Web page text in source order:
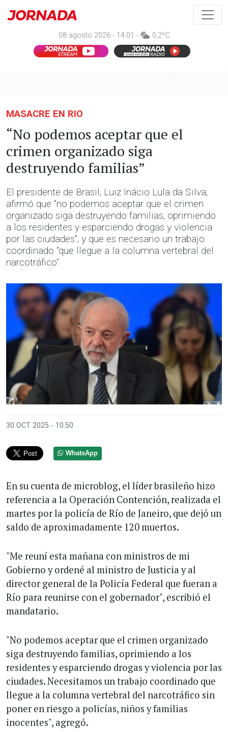
08 agosto 2026 - 14:01 - 0,2ºC
MASACRE EN RIO
“No podemos aceptar que el
crimen organizado siga
destruyendo familias”
El presidente de Brasil, Luiz Inácio Lula da Silva,
afirmó que "no podemos aceptar que el crimen
organizado siga destruyendo familias, oprimiendo
a los residentes y esparciendo drogas y violencia
por las ciudades", y que es necesario un trabajo
coordinado "que llegue a la columna vertebral del
narcotráfico".
30 OCT 2025 - 10:50
WhatsApp
En su cuenta de microblog, el líder brasileño hizo
referencia a la Operación Contención, realizada el
martes por la policía de Río de Janeiro, que dejó un
saldo de aproximadamente 120 muertos.
"Me reuní esta mañana con ministros de mi
Gobierno y ordené al ministro de Justicia y al
director general de la Policía Federal que fueran a
Río para reunirse con el gobernador", escribió el
mandatario.
"No podemos aceptar que el crimen organizado
siga destruyendo familias, oprimiendo a los
residentes y esparciendo drogas y violencia por las
ciudades. Necesitamos un trabajo coordinado que
llegue a la columna vertebral del narcotráfico sin
poner en riesgo a policías, niños y familias
inocentes", agregó.